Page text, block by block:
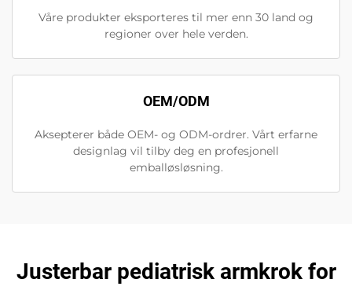
Våre produkter eksporteres til mer enn 30 land og
regioner over hele verden.
OEM/ODM
Aksepterer både OEM- og ODM-ordrer. Vårt erfarne
designlag vil tilby deg en profesjonell
emballøsløsning.
Justerbar pediatrisk armkrok for